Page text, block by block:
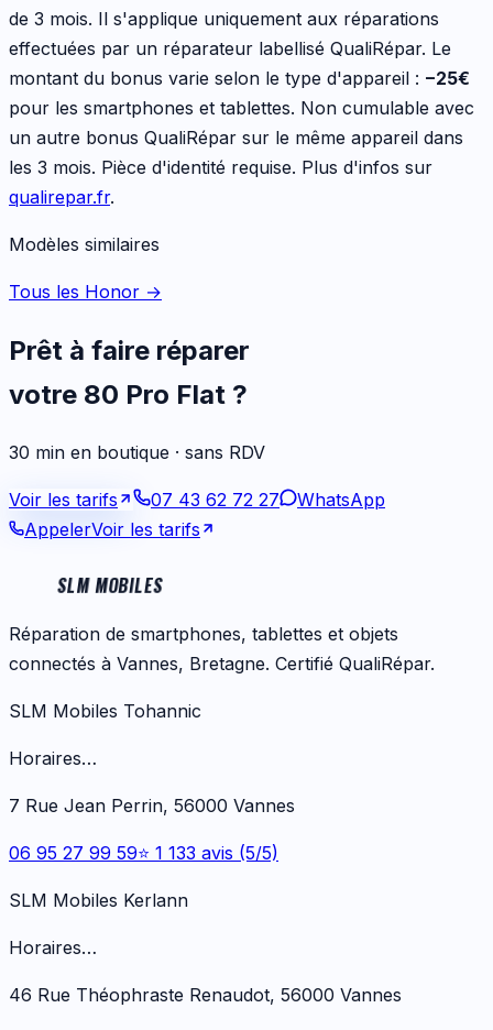
de 3 mois. Il s'applique uniquement aux réparations
effectuées par un réparateur labellisé QualiRépar. Le
montant du bonus varie selon le type d'appareil : −25€
pour les smartphones et tablettes. Non cumulable avec
un autre bonus QualiRépar sur le même appareil dans
les 3 mois. Pièce d'identité requise. Plus d'infos sur
qualirepar.fr.
Modèles similaires
Tous les Honor →
Prêt à faire réparer
votre 80 Pro Flat ?
30 min en boutique · sans RDV
Voir les tarifs 07 43 62 72 27
WhatsApp
AppelerVoir les tarifs
SLM MOBILES
Réparation de smartphones, tablettes et objets
connectés à Vannes, Bretagne. Certifié QualiRépar.
SLM Mobiles Tohannic
Horaires…
7 Rue Jean Perrin, 56000 Vannes
06 95 27 99 59⭐ 1 133 avis (5/5)
SLM Mobiles Kerlann
Horaires…
46 Rue Théophraste Renaudot, 56000 Vannes